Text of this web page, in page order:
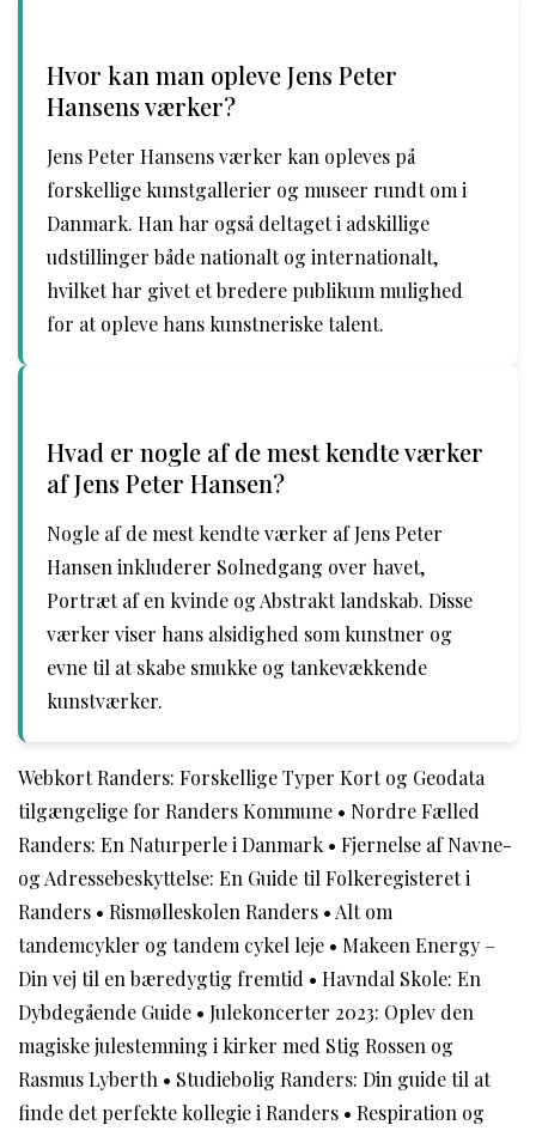
Hvor kan man opleve Jens Peter
Hansens værker?
Jens Peter Hansens værker kan opleves på
forskellige kunstgallerier og museer rundt om i
Danmark. Han har også deltaget i adskillige
udstillinger både nationalt og internationalt,
hvilket har givet et bredere publikum mulighed
for at opleve hans kunstneriske talent.
Hvad er nogle af de mest kendte værker
af Jens Peter Hansen?
Nogle af de mest kendte værker af Jens Peter
Hansen inkluderer Solnedgang over havet,
Portræt af en kvinde og Abstrakt landskab. Disse
værker viser hans alsidighed som kunstner og
evne til at skabe smukke og tankevækkende
kunstværker.
Webkort Randers: Forskellige Typer Kort og Geodata
tilgængelige for Randers Kommune • Nordre Fælled
Randers: En Naturperle i Danmark • Fjernelse af Navne-
og Adressebeskyttelse: En Guide til Folkeregisteret i
Randers • Rismølleskolen Randers • Alt om
tandemcykler og tandem cykel leje • Makeen Energy –
Din vej til en bæredygtig fremtid • Havndal Skole: En
Dybdegående Guide • Julekoncerter 2023: Oplev den
magiske julestemning i kirker med Stig Rossen og
Rasmus Lyberth • Studiebolig Randers: Din guide til at
finde det perfekte kollegie i Randers • Respiration og